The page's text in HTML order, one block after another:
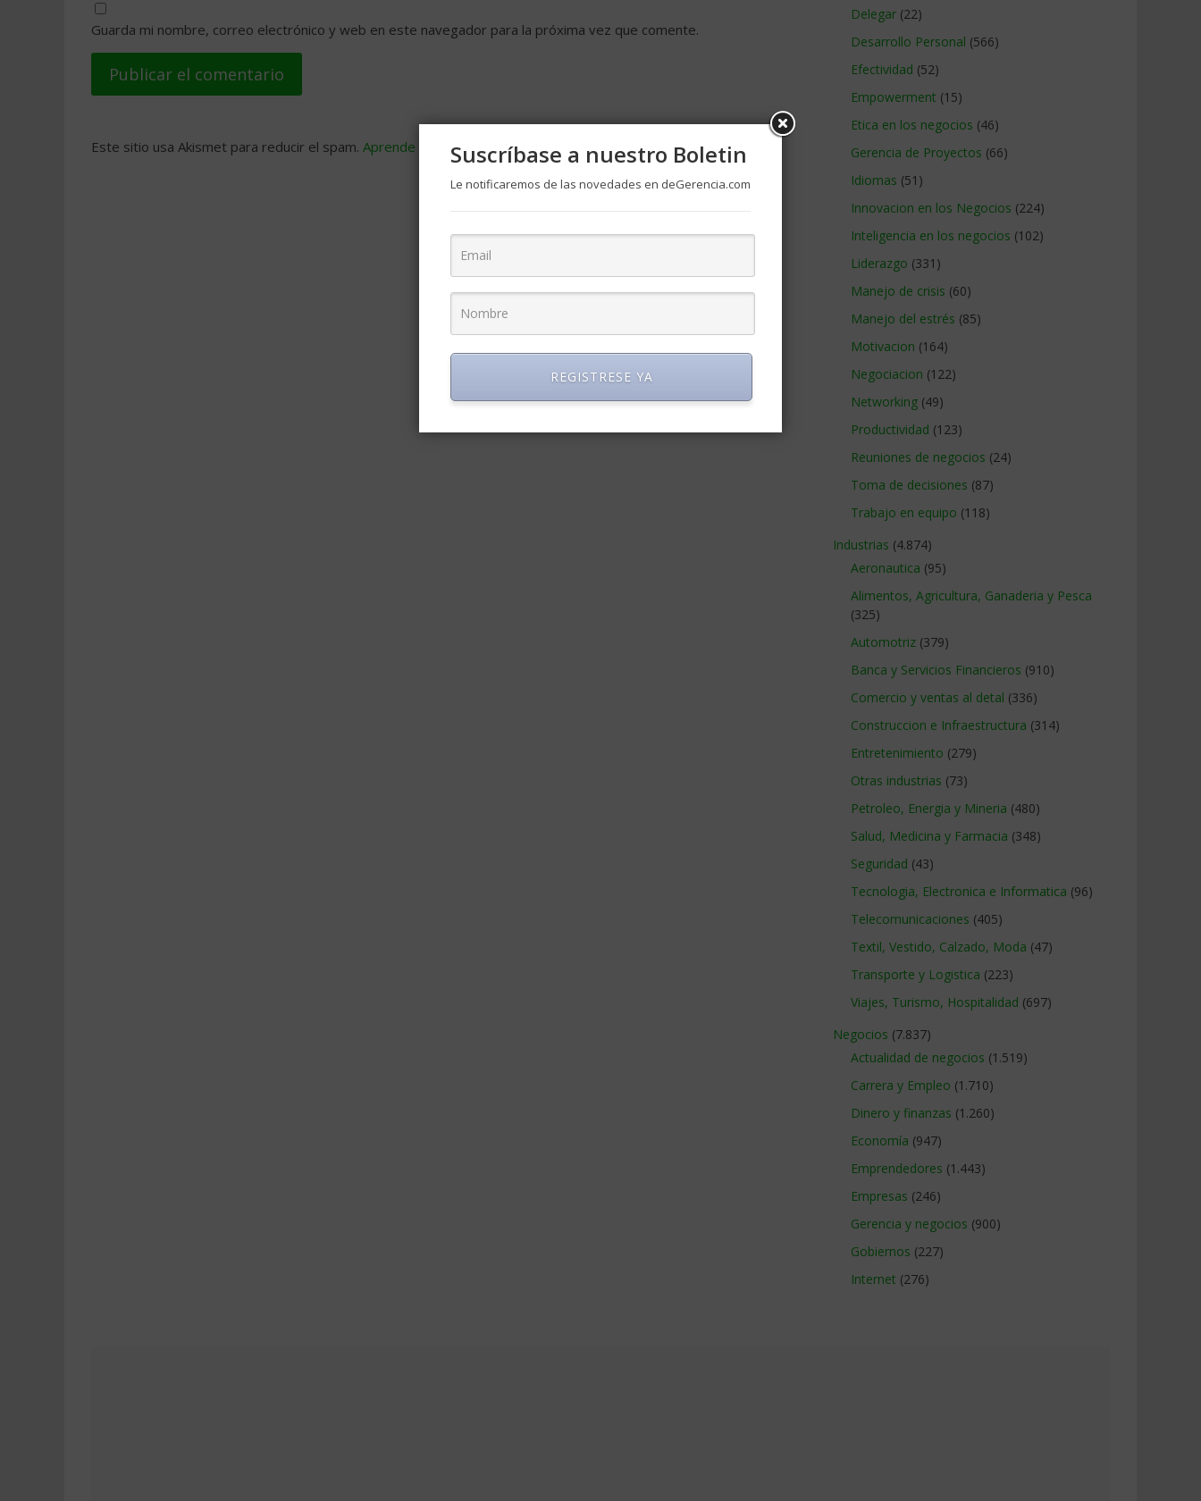
Guarda mi nombre, correo electrónico y web en este navegador para la próxima vez que comente.
Este sitio usa Akismet para reducir el spam. Aprende cómo se procesan los datos de tus comentarios .
Delegar (22)
Desarrollo Personal (566)
Efectividad (52)
Empowerment (15)
Etica en los negocios (46)
Gerencia de Proyectos (66)
Idiomas (51)
Innovacion en los Negocios (224)
Inteligencia en los negocios (102)
Liderazgo (331)
Manejo de crisis (60)
Manejo del estrés (85)
Motivacion (164)
Negociacion (122)
Networking (49)
Productividad (123)
Reuniones de negocios (24)
Toma de decisiones (87)
Trabajo en equipo (118)
Industrias (4.874)
Aeronautica (95)
Alimentos, Agricultura, Ganaderia y Pesca
(325)
Automotriz (379)
Banca y Servicios Financieros (910)
Comercio y ventas al detal (336)
Construccion e Infraestructura (314)
Entretenimiento (279)
Otras industrias (73)
Petroleo, Energia y Mineria (480)
Salud, Medicina y Farmacia (348)
Seguridad (43)
Tecnologia, Electronica e Informatica (96)
Telecomunicaciones (405)
Textil, Vestido, Calzado, Moda (47)
Transporte y Logistica (223)
Viajes, Turismo, Hospitalidad (697)
Negocios (7.837)
Actualidad de negocios (1.519)
Carrera y Empleo (1.710)
Dinero y finanzas (1.260)
Economía (947)
Emprendedores (1.443)
Empresas (246)
Gerencia y negocios (900)
Gobiernos (227)
Internet (276)
Suscríbase a nuestro Boletin
Le notificaremos de las novedades en deGerencia.com
REGISTRESE YA